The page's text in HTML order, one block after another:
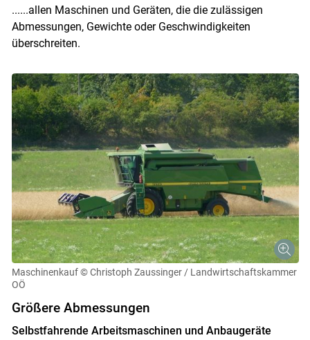
......allen Maschinen und Geräten, die die zulässigen
Abmessungen, Gewichte oder Geschwindigkeiten
überschreiten.
Maschinenkauf © Christoph Zaussinger / Landwirtschaftskammer
OÖ
Größere Abmessungen
Selbstfahrende Arbeitsmaschinen und Anbaugeräte